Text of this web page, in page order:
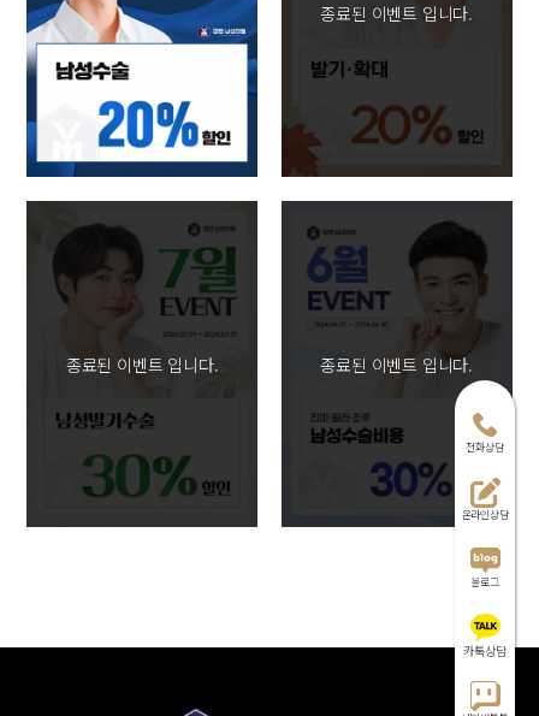
전화상담
온라인상담
블로그
카톡상담
종료된 이벤트 입니다.
종료된 이벤트 입니다. 종료된 이벤트 입니다.